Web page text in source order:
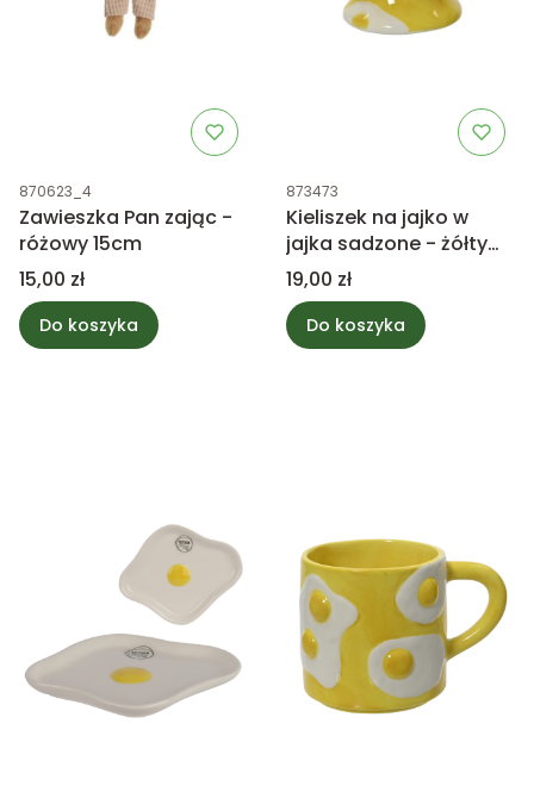
Kod produktu
870623_4
Zawieszka Pan zając -
różowy 15cm
Cena
15,00 zł
Do koszyka
Kod produktu
873473
Kieliszek na jajko w
jajka sadzone - żółty
6,5cm
Cena
19,00 zł
Do koszyka